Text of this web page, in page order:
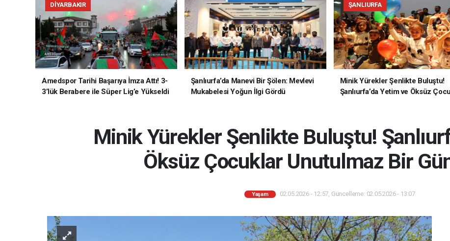
DIYARBAKIR
Amedspor Tarihi Başarıya İmza Attı! 3-
3’lük Berabere ile Süper Lig’e Yükseldi
Şanlıurfa’da Manevi Bir Şölen: Mevlevi
Mukabelesi Yoğun İlgi Gördü
ŞANLIURFA
Minik Yürekler Şenlikte Buluştu!
Şanlıurfa’da Yetim ve Öksüz
Minik Yürekler Şenlikte Buluştu!
Öksüz Çocuklar Unutulmaz Bir
Yaşam 02.05.2026 - 12:57, Güncelleme: 02.05.2026 - 13:07